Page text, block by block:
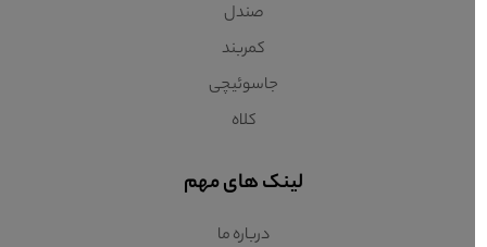
صندل
کمربند
جاسوئیچی
کلاه
لینک های مهم
درباره ما